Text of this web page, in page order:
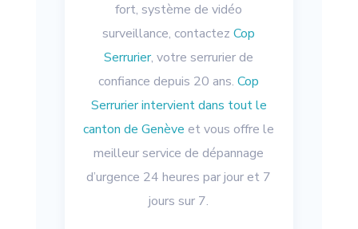
fort, système de vidéo
surveillance, contactezCop
Serrurier, votre serrurier de
confiance depuis 20 ans.Cop
Serrurier intervient dans tout le
canton de Genève et vous offre le
meilleur service de dépannage
d’urgence 24 heures par jour et 7
jours sur 7.